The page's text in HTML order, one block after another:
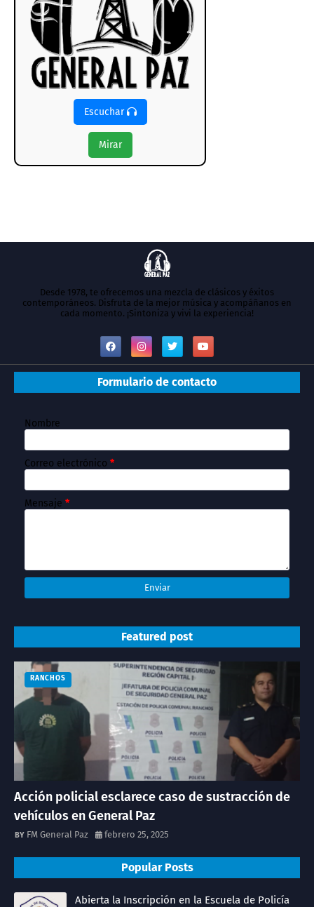
Escuchar
Mirar
Desde 1978, te ofrecemos una mezcla de clásicos y éxitos
contemporáneos. Disfruta de la mejor música y acompáñanos en
cada momento. ¡Sintoniza y vivi la experiencia!
Formulario de contacto
Nombre
Correo electrónico *
Mensaje *
Featured post
RANCHOS
Acción policial esclarece caso de sustracción de
vehículos en General Paz
FM General Paz febrero 25, 2025
Popular Posts
Abierta la Inscripción en la Escuela de Policía